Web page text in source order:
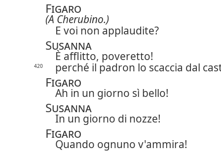
Figaro
(A Cherubino.)
E voi non applaudite?
Susanna
È afflitto, poveretto!
420 perché il padron lo scaccia dal
Figaro
Ah in un giorno sì bello!
Susanna
In un giorno di nozze!
Figaro
Quando ognuno v'ammira!